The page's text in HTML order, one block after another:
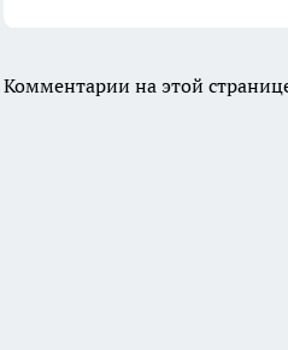
Комментарии на этой